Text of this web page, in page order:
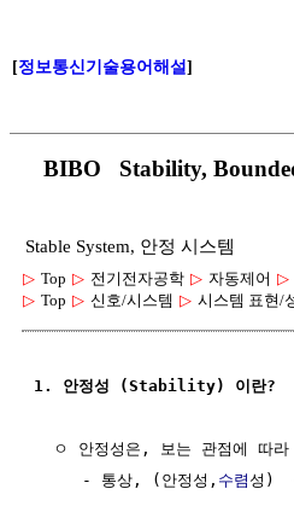
[정보통신기술용어해설]
BIBO Stability,
Stable System, 안정 시스템
▷ Top ▷ 전기전자공학 ▷ 자동제어 ▷
▷ Top ▷ 신호/시스템 ▷ 시스템 표현/
1. 안정성 (Stability) 이란?
ㅇ 안정성은, 보는 관점에 따
     - 통상, (안정성,
수렴 성)